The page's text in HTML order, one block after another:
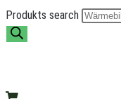
Produkts search